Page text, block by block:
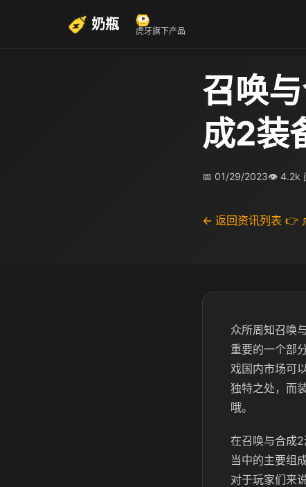
奶瓶 虎牙旗下产品
召唤
成2装
📅 01/29/2023👁 4.2k
← 返回资讯列表 👉
众所周知召唤
重要的一个部
戏国内市场可
独特之处，而
哦。
在召唤与合成
当中的主要组
对于玩家们来